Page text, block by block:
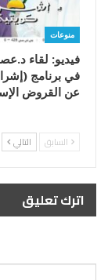
منوعات
فيديو: لقاء
في برنامج
عن القروض
السابق التالي
اترك تعليق